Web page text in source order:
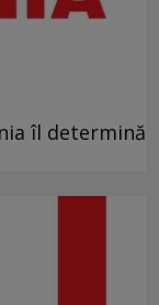
îl determină